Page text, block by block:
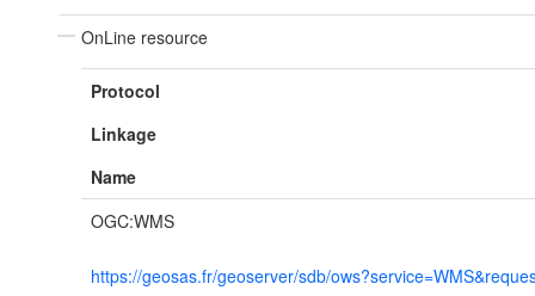
OnLine resource
Protocol
Linkage
Name
OGC:WMS
https://geosas.fr/geoserver/sdb/